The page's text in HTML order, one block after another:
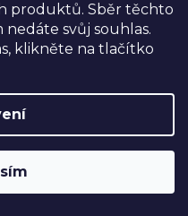
produktů. Sběr těchto
svůj souhlas.
klikněte na tlačítko
USNU10. Navíc
nákupu nad
.